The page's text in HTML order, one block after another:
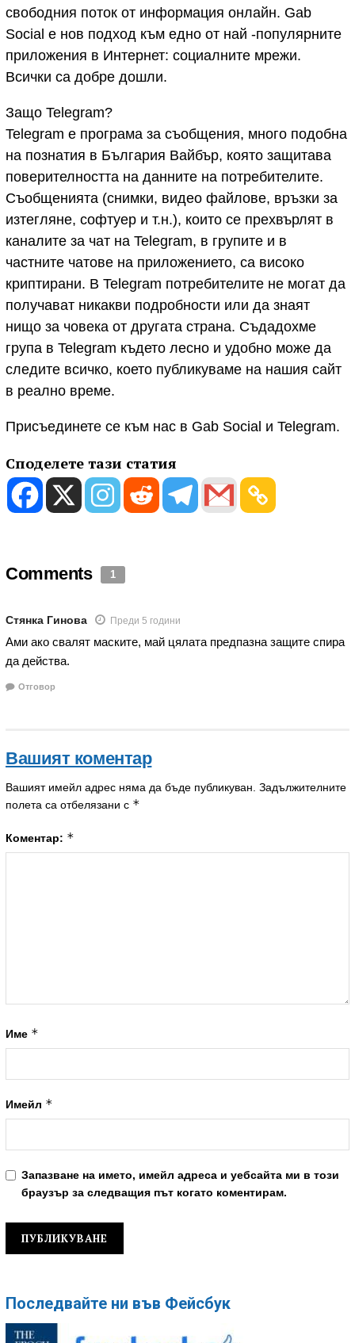
свободния поток от информация онлайн. Gab
Social е нов подход към едно от най -популярните
приложения в Интернет: социалните мрежи.
Всички са добре дошли.
Защо Telegram?
Telegram е програма за съобщения, много подобна
на познатия в България Вайбър, която защитава
поверителността на данните на потребителите.
Съобщенията (снимки, видео файлове, връзки за
изтегляне, софтуер и т.н.), които се прехвърлят в
каналите за чат на Telegram, в групите и в
частните чатове на приложението, са високо
криптирани. В Telegram потребителите не могат да
получават никакви подробности или да знаят
нищо за човека от другата страна. Съдадохме
група в Telegram където лесно и удобно може да
следите всичко, което публикуваме на нашия сайт
в реално време.
Присъединете се към нас в Gab Social и Telegram.
Споделете тази статия
Comments 1
Стянка Гинова Преди 5 години
Ами ако свалят маските, май цялата предпазна защите спира
да действа.
Отговор
Вашият коментар
Вашият имейл адрес няма да бъде публикуван. Задължителните
полета са отбелязани с *
Коментар: *
Име *
Имейл *
Запазване на името, имейл адреса и уебсайта ми в този
браузър за следващия път когато коментирам.
Последвайте ни във Фейсбук